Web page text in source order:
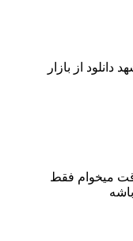
وقت میخوام فقط